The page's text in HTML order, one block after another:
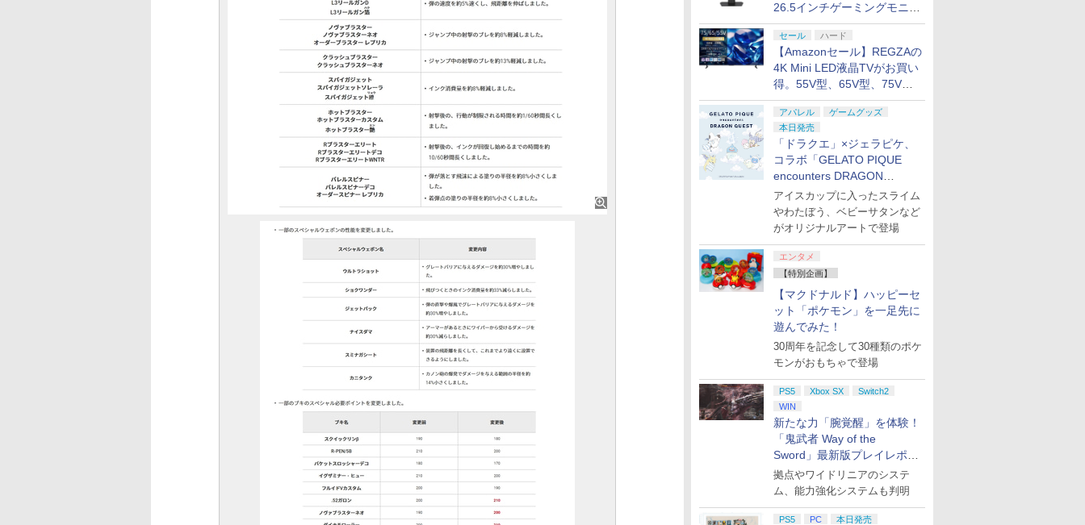
26.5インチゲーミングモニタ
ー「ROG Strix OLED
XG27ACDMS」限定モデルも
お買い得
セール ハード
【Amazonセール】REGZAの
4K Mini LED液晶TVがお買い
得。55V型、65V型、75V型
の2026年モデルがラインナ
ップ
アパレル
ゲームグッズ
本日発売
「ドラクエ」×ジェラピケ、
コラボ「GELATO PIQUE
encounters DRAGON
QUEST」第2弾が本日発売
アイスカップに入ったスライム
やわたぼう、ベビーサタンなど
がオリジナルアートで登場
エンタメ
【特別企画】
【マクドナルド】ハッピーセ
ット「ポケモン」を一足先に
遊んでみた！
30周年を記念して30種類のポケ
モンがおもちゃで登場
PS5 Xbox SX
Switch2
WIN
新たな力「腕覚醒」を体験！
「鬼武者 Way of the
Sword」最新版プレイレポー
ト
拠点やワイドリニアのシステ
ム、能力強化システムも判明
PS5 PC 本日発売